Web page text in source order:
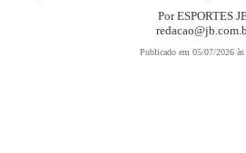
PorESPORTES
Publicado em 05/07/2026 às